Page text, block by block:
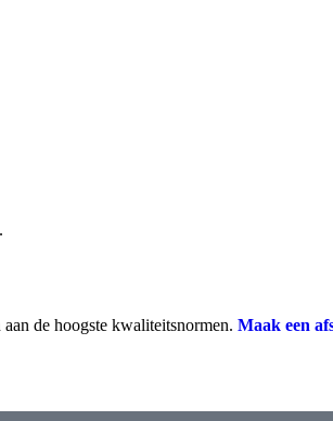
de hoogste kwaliteitsnormen. Maak een